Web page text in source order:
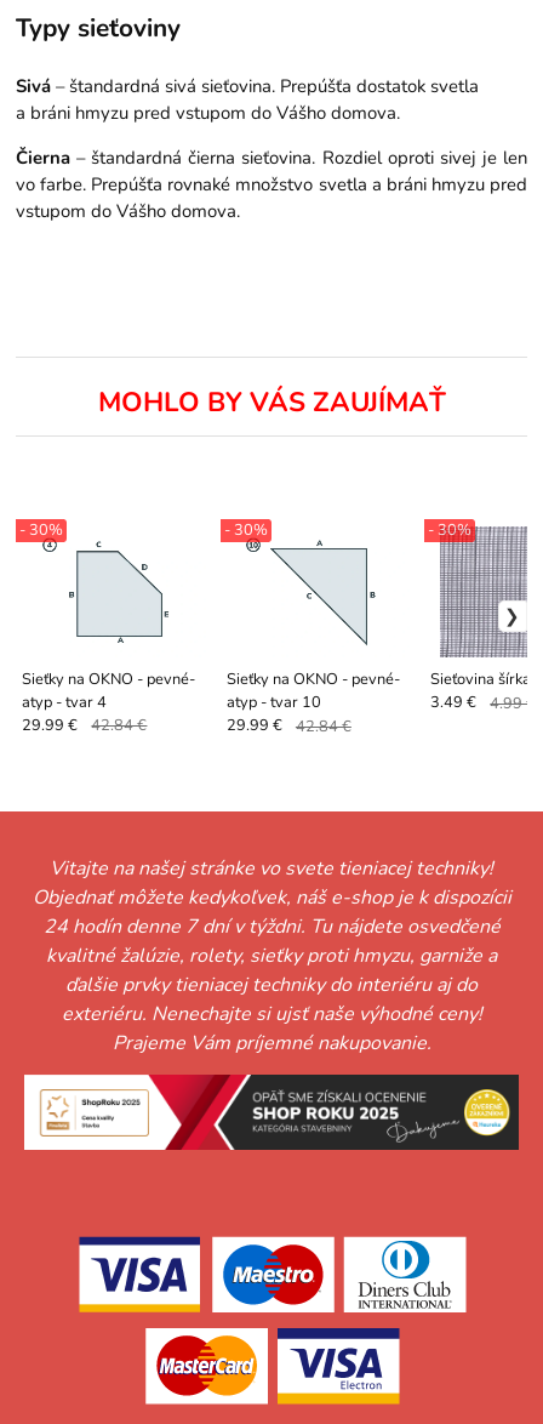
Typy sieťoviny
Sivá – štandardná sivá sieťovina. Prepúšťa dostatok svetla
a bráni hmyzu pred vstupom do Vášho domova.
Čierna – štandardná čierna sieťovina. Rozdiel oproti sivej je len
vo farbe. Prepúšťa rovnaké množstvo svetla a bráni hmyzu pred
vstupom do Vášho domova.
MOHLO BY VÁS ZAUJÍMAŤ
Sieťky na OKNO - pevné-
atyp - tvar 4
- 30%
29.99 € 42.84 €
Sieťky na OKNO - pevné-
atyp - tvar 10
- 30%
29.99 € 42.84 €
Sieťovina šírka
- 30%
3.49 € 4.99 €
Vitajte na našej stránke vo svete tieniacej techniky!
Objednať môžete kedykoľvek, náš e-shop je k dispozícii
24 hodín denne 7 dní v týždni. Tu nájdete osvedčené
kvalitné žalúzie, rolety, sieťky proti hmyzu, garniže a
ďalšie prvky tieniacej techniky do interiéru aj do
exteriéru. Nenechajte si ujsť naše výhodné ceny!
Prajeme Vám príjemné nakupovanie.